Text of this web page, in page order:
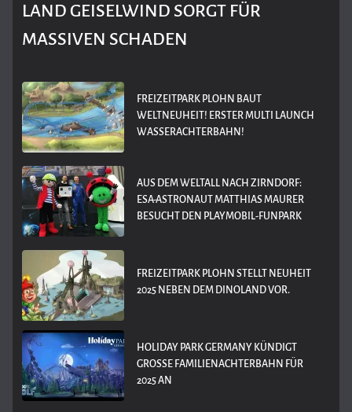
LAND GEISELWIND SORGT FÜR
MASSIVEN SCHADEN
FREIZEITPARK PLOHN BAUT
WELTNEUHEIT! ERSTER MULTI LAUNCH
WASSERACHTERBAHN!
AUS DEM WELTALL NACH ZIRNDORF:
ESA-ASTRONAUT MATTHIAS MAURER
BESUCHT DEN PLAYMOBIL-FUNPARK
FREIZEITPARK PLOHN STELLT NEUHEIT
2025 NEBEN DEM DINOLAND VOR.
HOLIDAY PARK GERMANY KÜNDIGT
GROSSE FAMILIENACHTERBAHN FÜR 2
025 AN